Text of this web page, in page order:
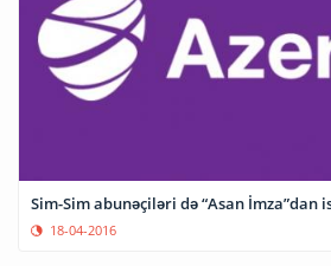
Sim-Sim abunəçiləri də “Asan İmza”dan
18-04-2016